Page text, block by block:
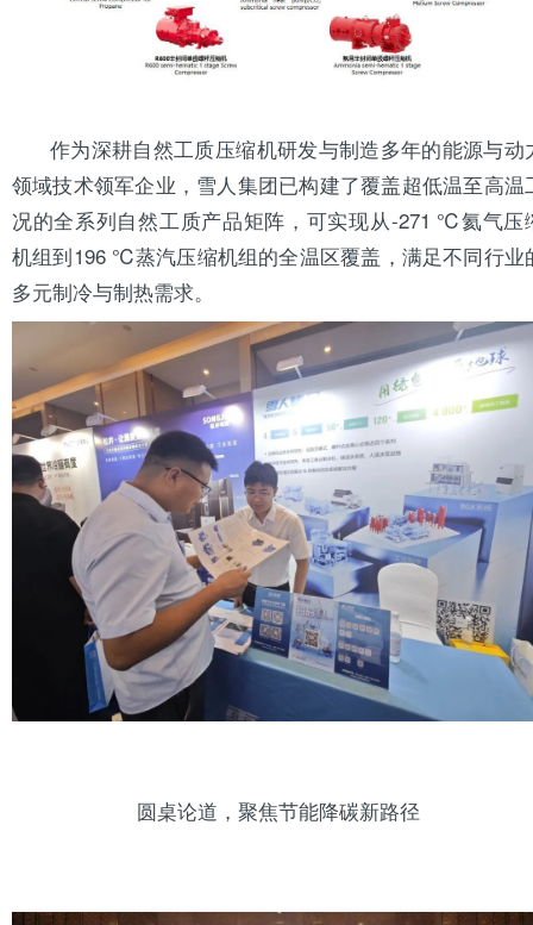
作为深耕自然工质压缩机研发与制造多年的能源与动
领域技术领军企业，雪人集团已构建了覆盖超低温至高温
况的全系列自然工质产品矩阵，可实现从-271 ℃氦气压
机组到196 ℃蒸汽压缩机组的全温区覆盖，满足不同行业
多元制冷与制热需求。
圆桌论道，聚焦节能降碳新路径